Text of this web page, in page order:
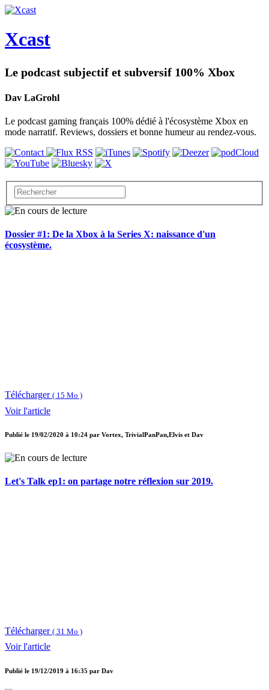
Xcast
Le podcast subjectif et subversif 100% Xbox
Dav LaGrohl
Le podcast gaming français 100% dédié à l'écosystème Xbox en
mode narratif. Reviews, dossiers et bonne humeur au rendez-vous.
Dossier #1: De la Xbox à la Series X: naissance d'un
écosystème.
Télécharger ( 15 Mo )
Voir l'article
Publié le 19/02/2020 à 10:24 par Vortex, TrivialPanPan,Elvis et Dav
Let's Talk ep1: on partage notre réflexion sur 2019.
Télécharger ( 31 Mo )
Voir l'article
Publié le 19/12/2019 à 16:35 par Dav